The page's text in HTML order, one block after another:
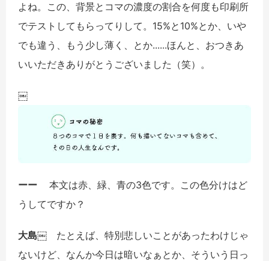
よね。この、背景とコマの濃度の割合を何度も印刷所
でテストしてもらってりして。15%と10%とか、いや
でも違う、もう少し薄く、とか......ほんと、おつきあ
いいただきありがとうございました（笑）。
￼
ーー
本文は赤、緑、青の3色です。この色分けはど
うしてですか？
大島￼ たとえば、特別悲しいことがあったわけじゃ
ないけど、なんか今日は暗いなぁとか、そういう日っ